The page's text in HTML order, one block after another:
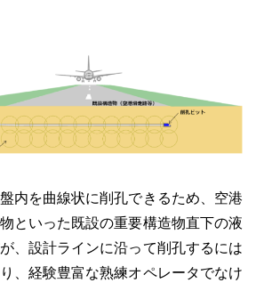
内を曲線状に削孔できるため、空港
といった既設の重要構造物直下の液
、設計ラインに沿って削孔するには
、経験豊富な熟練オペレータでなけ